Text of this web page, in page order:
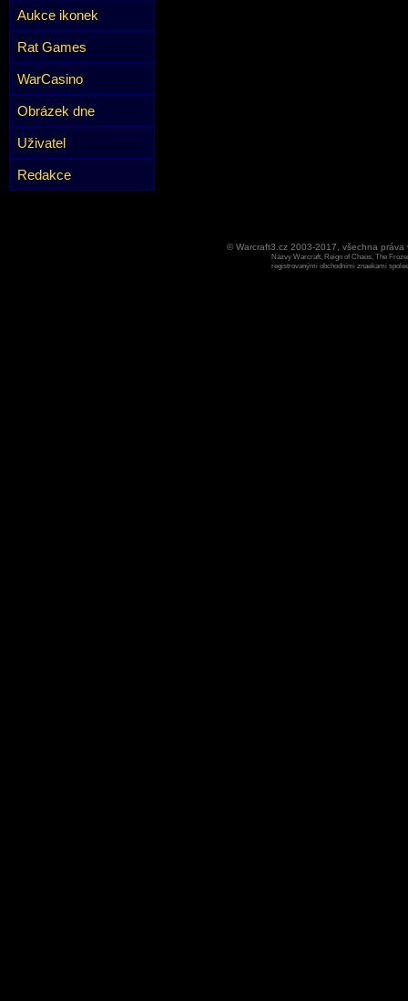
Aukce ikonek
Rat Games
WarCasino
Obrázek dne
Uživatel
Redakce
© Warcraft3.cz 2003-2017, všechna
Názvy Warcraft, Reign of Chaos, The
registrovanými obchodními znaekami